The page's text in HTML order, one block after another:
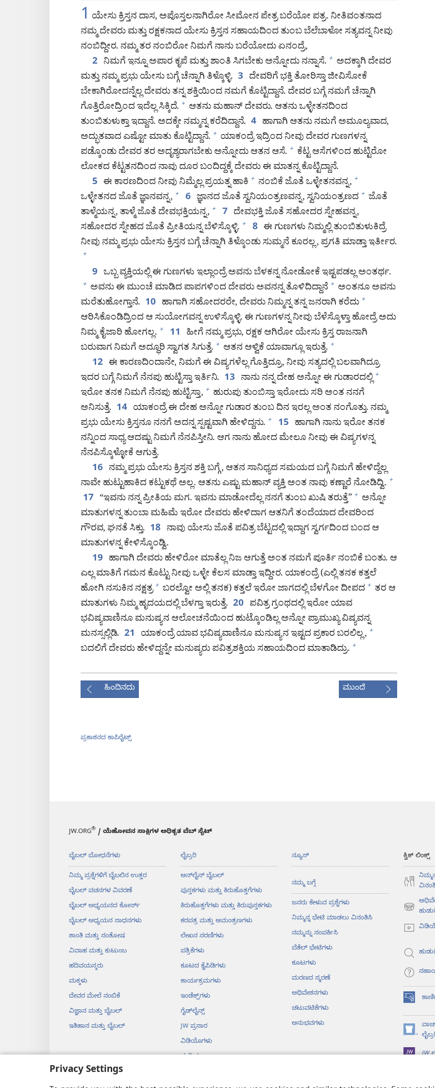
Privacy Settings
1 ಯೇಸು ಕ್ರಿಸ್ತನ ದಾಸ, ಅಪೊಸ್ತಲನಾಗಿರೋ ಸೀಮೋನ ಪೇತ್ರ ಬರೆಯೋ ಪತ್ರ. ನೀತಿವಂತನಾದ
ನಮ್ಮ ದೇವರು ಮತ್ತು ರಕ್ಷಕನಾದ ಯೇಸು ಕ್ರಿಸ್ತನ ಸಹಾಯದಿಂದ ತುಂಬ ಬೆಲೆಬಾಳೋ ಸತ್ಯವನ್ನ ನೀವು
ನಂಬಿದ್ದೀರ. ನಮ್ಮ ತರ ನಂಬಿರೋ ನಿಮಗೆ ನಾನು ಬರೆಯೋದು ಏನಂದ್ರೆ,
2 ನಿಮಗೆ ಇನ್ನೂ ಅಪಾರ ಕೃಪೆ ಮತ್ತು ಶಾಂತಿ ಸಿಗಬೇಕು ಅನ್ನೋದು ನನ್ನಾಸೆ. + ಅದಕ್ಕಾಗಿ ದೇವರ
ಮತ್ತು ನಮ್ಮ ಪ್ರಭು ಯೇಸು ಬಗ್ಗೆ ಚೆನ್ನಾಗಿ ತಿಳ್ಕೊಳ್ಳಿ. 3 ದೇವರಿಗೆ ಭಕ್ತಿ ತೋರಿಸ್ತಾ ಜೀವಿಸೋಕೆ
ಬೇಕಾಗಿರೋದನ್ನೆಲ್ಲ ದೇವರು ತನ್ನ ಶಕ್ತಿಯಿಂದ ನಮಗೆ ಕೊಟ್ಟಿದ್ದಾನೆ. ದೇವರ ಬಗ್ಗೆ ನಮಗೆ ಚೆನ್ನಾಗಿ
ಗೊತ್ತಿರೋದ್ರಿಂದ ಇದೆಲ್ಲ ಸಿಕ್ಕಿದೆ. + ಆತನು ಮಹಾನ್‌ ದೇವರು. ಆತನು ಒಳ್ಳೇತನದಿಂದ
ತುಂಬಿತುಳುಕ್ತಾ ಇದ್ದಾನೆ. ಅದಕ್ಕೇ ನಮ್ಮನ್ನ ಕರೆದಿದ್ದಾನೆ. 4 ಹಾಗಾಗಿ ಆತನು ನಮಗೆ ಅಮೂಲ್ಯವಾದ,
ಅದ್ಭುತವಾದ ಎಷ್ಟೋ ಮಾತು ಕೊಟ್ಟಿದ್ದಾನೆ. + ಯಾಕಂದ್ರೆ ಇದ್ರಿಂದ ನೀವು ದೇವರ ಗುಣಗಳನ್ನ
ಪಡ್ಕೊಂಡು ದೇವರ ತರ ಅದೃಶ್ಯರಾಗಬೇಕು ಅನ್ನೋದು ಆತನ ಆಸೆ. + ಕೆಟ್ಟ ಆಸೆಗಳಿಂದ ಹುಟ್ಟಿರೋ
ಲೋಕದ ಕೆಟ್ಟತನದಿಂದ ನಾವು ದೂರ ಬಂದಿದ್ದಕ್ಕೆ ದೇವರು ಈ ಮಾತನ್ನ ಕೊಟ್ಟಿದ್ದಾನೆ.
5 ಈ ಕಾರಣದಿಂದ ನೀವು ನಿಮ್ಮೆಲ್ಲ ಪ್ರಯತ್ನ ಹಾಕಿ + ನಂಬಿಕೆ ಜೊತೆ ಒಳ್ಳೇತನವನ್ನ, +
ಒಳ್ಳೇತನದ ಜೊತೆ ಜ್ಞಾನವನ್ನ, + 6 ಜ್ಞಾನದ ಜೊತೆ ಸ್ವನಿಯಂತ್ರಣವನ್ನ, ಸ್ವನಿಯಂತ್ರಣದ + ಜೊತೆ
ತಾಳ್ಮೆಯನ್ನ, ತಾಳ್ಮೆ ಜೊತೆ ದೇವಭಕ್ತಿಯನ್ನ, + 7 ದೇವಭಕ್ತಿ ಜೊತೆ ಸಹೋದರ ಸ್ನೇಹವನ್ನ,
ಸಹೋದರ ಸ್ನೇಹದ ಜೊತೆ ಪ್ರೀತಿಯನ್ನ ಬೆಳಿಸ್ಕೊಳ್ಳಿ. + 8 ಈ ಗುಣಗಳು ನಿಮ್ಮಲ್ಲಿ ತುಂಬಿತುಳುಕಿದ್ರೆ
ನೀವು ನಮ್ಮ ಪ್ರಭು ಯೇಸು ಕ್ರಿಸ್ತನ ಬಗ್ಗೆ ಚೆನ್ನಾಗಿ ತಿಳ್ಕೊಂಡು ಸುಮ್ಮನೆ ಕೂರಲ್ಲ, ಪ್ರಗತಿ ಮಾಡ್ತಾ ಇರ್ತೀರ.
+
9 ಒಬ್ಬ ವ್ಯಕ್ತಿಯಲ್ಲಿ ಈ ಗುಣಗಳು ಇಲ್ಲಾಂದ್ರೆ ಅವನು ಬೆಳಕನ್ನ ನೋಡೋಕೆ ಇಷ್ಟಪಡಲ್ಲ ಅಂತರ್ಥ.
+ ಅವನು ಈ ಮುಂಚೆ ಮಾಡಿದ ಪಾಪಗಳಿಂದ ದೇವರು ಅವನನ್ನ ತೊಳಿದಿದ್ದಾನೆ + ಅಂತನೂ ಅವನು
ಮರೆತುಹೋಗ್ತಾನೆ. 10 ಹಾಗಾಗಿ ಸಹೋದರರೇ, ದೇವರು ನಿಮ್ಮನ್ನ ತನ್ನ ಜನರಾಗಿ ಕರೆದು +
ಆರಿಸಿಕೊಂಡಿದ್ರಿಂದ ಆ ಸುಯೋಗವನ್ನ ಉಳಿಸ್ಕೊಳ್ಳಿ. ಈ ಗುಣಗಳನ್ನ ನೀವು ಬೆಳೆಸ್ಕೊಳ್ತಾ ಹೋದ್ರೆ ಅದು
ನಿಮ್ಮ ಕೈಜಾರಿ ಹೋಗಲ್ಲ. + 11
ಹೀಗೆ ನಮ್ಮ ಪ್ರಭು, ರಕ್ಷಕ ಆಗಿರೋ ಯೇಸು ಕ್ರಿಸ್ತ ರಾಜನಾಗಿ
ಬರುವಾಗ ನಿಮಗೆ ಅದ್ಧೂರಿ ಸ್ವಾಗತ ಸಿಗುತ್ತೆ. + ಆತನ ಆಳ್ವಿಕೆ ಯಾವಾಗ್ಲೂ ಇರುತ್ತೆ. +
12 ಈ ಕಾರಣದಿಂದಾನೇ, ನಿಮಗೆ ಈ ವಿಷ್ಯಗಳೆಲ್ಲ ಗೊತ್ತಿದ್ರೂ, ನೀವು ಸತ್ಯದಲ್ಲಿ ಬಲವಾಗಿದ್ರೂ
ಇದರ ಬಗ್ಗೆ ನಿಮಗೆ ನೆನಪು ಹುಟ್ಟಿಸ್ತಾ ಇರ್ತಿನಿ. 13 ನಾನು ನನ್ನ ದೇಹ ಅನ್ನೋ ಈ ಗುಡಾರದಲ್ಲಿ +
ಇರೋ ತನಕ ನಿಮಗೆ ನೆನಪು ಹುಟ್ಟಿಸ್ತಾ, + ಹುರುಪು ತುಂಬಿಸ್ತಾ ಇರೋದು ಸರಿ ಅಂತ ನನಗೆ
ಅನಿಸುತ್ತೆ. 14 ಯಾಕಂದ್ರೆ ಈ ದೇಹ ಅನ್ನೋ ಗುಡಾರ ತುಂಬ ದಿನ ಇರಲ್ಲ ಅಂತ ನಂಗೊತ್ತು. ನಮ್ಮ
ಪ್ರಭು ಯೇಸು ಕ್ರಿಸ್ತನೂ ನನಗೆ ಅದನ್ನ ಸ್ಪಷ್ಟವಾಗಿ ಹೇಳಿದ್ದನು. + 15 ಹಾಗಾಗಿ ನಾನು ಇರೋ ತನಕ
ನನ್ನಿಂದ ಸಾಧ್ಯ ಆದಷ್ಟು ನಿಮಗೆ ನೆನಪಿಸ್ತೀನಿ. ಆಗ ನಾನು ಹೋದ ಮೇಲೂ ನೀವು ಈ ವಿಷ್ಯಗಳನ್ನ
ನೆನಪಿಸ್ಕೊಳ್ಳೋಕೆ ಆಗುತ್ತೆ.
16 ನಮ್ಮ ಪ್ರಭು ಯೇಸು ಕ್ರಿಸ್ತನ ಶಕ್ತಿ ಬಗ್ಗೆ, ಆತನ ಸಾನಿಧ್ಯದ ಸಮಯದ ಬಗ್ಗೆ ನಿಮಗೆ ಹೇಳಿದ್ದೆಲ್ಲ
ನಾವೇ ಹುಟ್ಟುಹಾಕಿದ ಕಟ್ಟುಕಥೆ ಅಲ್ಲ. ಆತನು ಎಷ್ಟು ಮಹಾನ್‌ ವ್ಯಕ್ತಿ ಅಂತ ನಾವು ಕಣ್ಣಾರೆ ನೋಡಿದ್ವಿ. +
17 “ಇವನು ನನ್ನ ಪ್ರೀತಿಯ ಮಗ. ಇವನು ಮಾಡೋದೆಲ್ಲ ನನಗೆ ತುಂಬ ಖುಷಿ ತರುತ್ತೆ” + ಅನ್ನೋ
ಮಾತುಗಳನ್ನ ತುಂಬಾ ಮಹಿಮೆ ಇರೋ ದೇವರು ಹೇಳಿದಾಗ ಆತನಿಗೆ ತಂದೆಯಾದ ದೇವರಿಂದ
ಗೌರವ, ಘನತೆ ಸಿಕ್ತು. 18 ನಾವು ಯೇಸು ಜೊತೆ ಪವಿತ್ರ ಬೆಟ್ಟದಲ್ಲಿ ಇದ್ದಾಗ ಸ್ವರ್ಗದಿಂದ ಬಂದ ಆ
ಮಾತುಗಳನ್ನ ಕೇಳಿಸ್ಕೊಂಡ್ವಿ.
19 ಹಾಗಾಗಿ ದೇವರು ಹೇಳಿರೋ ಮಾತೆಲ್ಲ ನಿಜ ಆಗುತ್ತೆ ಅಂತ ನಮಗೆ ಪೂರ್ತಿ ನಂಬಿಕೆ ಬಂತು. ಆ
ಎಲ್ಲ ಮಾತಿಗೆ ಗಮನ ಕೊಟ್ಟು ನೀವು ಒಳ್ಳೇ ಕೆಲಸ ಮಾಡ್ತಾ ಇದ್ದೀರ. ಯಾಕಂದ್ರೆ (ಎಲ್ಲಿ ತನಕ ಕತ್ತಲೆ
ಹೋಗಿ ನಸುಕಿನ ನಕ್ಷತ್ರ + ಬರಲ್ವೋ ಅಲ್ಲಿ ತನಕ) ಕತ್ತಲೆ ಇರೋ ಜಾಗದಲ್ಲಿ ಬೆಳಗೋ ದೀಪದ + ತರ ಆ
ಮಾತುಗಳು ನಿಮ್ಮ ಹೃದಯದಲ್ಲಿ ಬೆಳಗ್ತಾ ಇರುತ್ತೆ. 20 ಪವಿತ್ರ ಗ್ರಂಥದಲ್ಲಿ ಇರೋ ಯಾವ
ಭವಿಷ್ಯವಾಣಿನೂ ಮನುಷ್ಯನ ಆಲೋಚನೆಯಿಂದ ಹುಟ್ಕೊಂಡಿಲ್ಲ ಅನ್ನೋ ಪ್ರಾಮುಖ್ಯ ವಿಷ್ಯವನ್ನ
ಮನಸ್ಸಲ್ಲಿಡಿ. 21 ಯಾಕಂದ್ರೆ ಯಾವ ಭವಿಷ್ಯವಾಣಿನೂ ಮನುಷ್ಯನ ಇಷ್ಟದ ಪ್ರಕಾರ ಬರಲಿಲ್ಲ, +
ಬದಲಿಗೆ ದೇವರು ಹೇಳಿದ್ದನ್ನೇ ಮನುಷ್ಯರು ಪವಿತ್ರಶಕ್ತಿಯ ಸಹಾಯದಿಂದ ಮಾತಾಡಿದ್ರು. +
ಹಿಂದಿನದು ಮುಂದೆ
ಪ್ರಕಾಶನದ ಕಾಪಿರೈಟ್ಸ್‌
JW.ORG® / ಯೆಹೋವನ ಸಾಕ್ಷಿಗಳ ಅಧಿಕೃತ ವೆಬ್ ಸೈಟ್
ಬೈಬಲ್‌ ಬೋಧನೆಗಳು
ನಿಮ್ಮ ಪ್ರಶ್ನೆಗಳಿಗೆ ಬೈಬಲಿನ ಉತ್ತರ
ಬೈಬಲ್‌ ವಚನಗಳ ವಿವರಣೆ
ಬೈಬಲ್‌ ಅಧ್ಯಯನದ ಕೋರ್ಸ್‌
ಬೈಬಲ್‌ ಅಧ್ಯಯನ ಸಾಧನಗಳು
ಶಾಂತಿ ಮತ್ತು ಸಂತೋಷ
ವಿವಾಹ ಮತ್ತು ಕುಟುಂಬ
ಹದಿವಯಸ್ಕರು
ಮಕ್ಕಳು
ದೇವರ ಮೇಲೆ ನಂಬಿಕೆ
ವಿಜ್ಞಾನ ಮತ್ತು ಬೈಬಲ್‌
ಇತಿಹಾಸ ಮತ್ತು ಬೈಬಲ್‌
ಲೈಬ್ರರಿ
ಆನ್‌ಲೈನ್‌ ಬೈಬಲ್‌
ಪುಸ್ತಕಗಳು ಮತ್ತು ಕಿರುಹೊತ್ತಗೆಗಳು
ಕಿರುಹೊತ್ತಗೆಗಳು ಮತ್ತು ಕಿರುಪುಸ್ತಕಗಳು
ಕರಪತ್ರ ಮತ್ತು ಆಮಂತ್ರಣಗಳು
ಲೇಖನ ಸರಣಿಗಳು
ಪತ್ರಿಕೆಗಳು
ಕೂಟದ ಕೈಪಿಡಿಗಳು
ಕಾರ್ಯಕ್ರಮಗಳು
ಇಂಡೆಕ್ಸ್‌ಗಳು
ಗೈಡ್‌ಲೈನ್ಸ್‌
JW ಪ್ರಸಾರ
ವಿಡಿಯೊಗಳು
ಸಂಗೀತ
ನ್ಯೂಸ್‌
ನಮ್ಮ ಬಗ್ಗೆ
ಜನರು ಕೇಳುವ ಪ್ರಶ್ನೆಗಳು
ನಿಮ್ಮನ್ನ ಭೇಟಿ ಮಾಡಲು ವಿನಂತಿಸಿ
ನಮ್ಮನ್ನು ಸಂಪರ್ಕಿಸಿ
ಬೆತೆಲ್‌ ಭೇಟಿಗಳು
ಕೂಟಗಳು
ಮರಣದ ಸ್ಮರಣೆ
ಅಧಿವೇಶನಗಳು
ಚಟುವಟಿಕೆಗಳು
ಅನುಭವಗಳು
ಕ್ವಿಕ್ ಲಿಂಕ್ಸ್
(opens
window)
(opens
new
window)
(opens
new
window)
JW